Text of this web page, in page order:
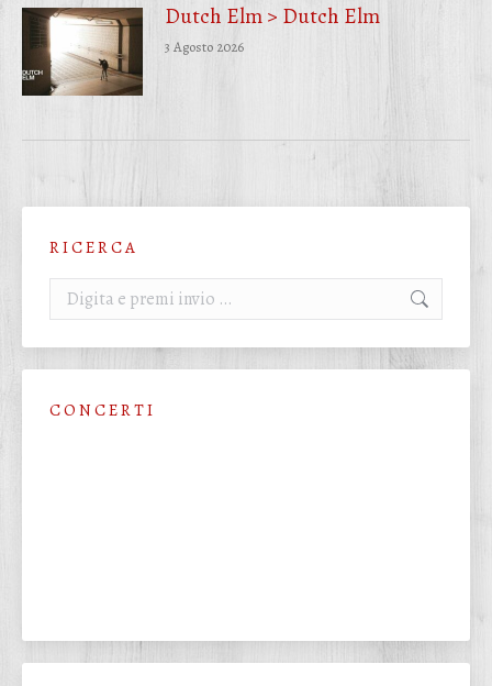
Dutch Elm > Dutch Elm
3 Agosto 2026
R I C E R C A
Cerca:
C O N C E R T I